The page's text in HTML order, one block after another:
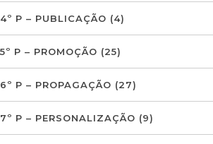
4º P – PUBLICAÇÃO (4)
5º P – PROMOÇÃO (25)
6º P – PROPAGAÇÃO (27)
7º P – PERSONALIZAÇÃO (9)